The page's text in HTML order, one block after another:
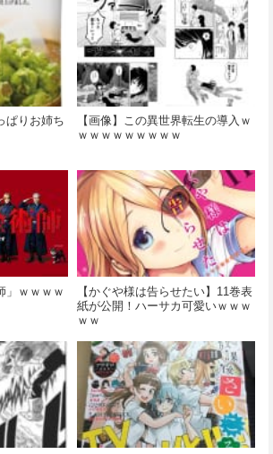
ぱりお姉ち
【画像】この異世界転生の導入ｗ
ｗｗｗｗｗｗｗｗｗ
」ｗｗｗｗ
【かぐや様は告らせたい】11巻表
紙が公開！ハーサカ可愛いｗｗｗ
ｗｗ